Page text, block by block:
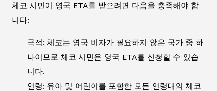
체코 시민이 영국 ETA를 받으려면 다음을 충족해야 합
니다:
국적: 체코는 영국 비자가 필요하지 않은 국가 중 하
나이므로 체코 시민은 영국 ETA를 신청할 수 있습
니다.
연령: 유아 및 어린이를 포함한 모든 연령대의 체코